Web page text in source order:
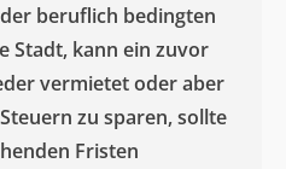
beruflich bedingten
Stadt, kann ein zuvor
vermietet oder aber
zu sparen, sollte
Fristen